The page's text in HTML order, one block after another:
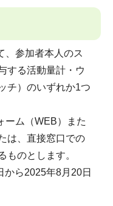
、参加者本人のス
する活動量計・ウ
チ）のいずれか1つ
ーム（WEB）また
は、直接窓口での
ものとします。
ら2025年8月20日